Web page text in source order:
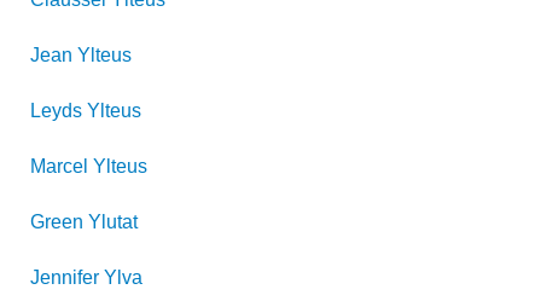
Jean Ylteus
Leyds Ylteus
Marcel Ylteus
Green Ylutat
Jennifer Ylva